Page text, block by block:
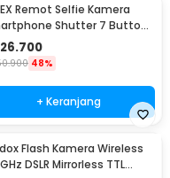
Remot Selfie Kamera
Shutter 7 Buttons
5.0 - AY05
26.700
48%
+ Keranjang
Flash Kamera Wireless
DSLR Mirrorless TTL